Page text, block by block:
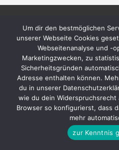
Archiv
Impressum
Datenschutzerklärung
Es gelten die AGB und Bonuskonditionen
18+. Glücksspiel kann süchtig machen. Hilfe
verantwortungsbewusst. quotenboost.com
Weiterleitung zu den Anbietern kann eine
das Rating oder den Inhalt hat.
Um dir den bestmöglichen
unserer Webseite Cookies
Webseitenanalyse und -
Marketingzwecken, zu
Sicherheitsgründen
Adresse enthalten können.
du in unserer
wie du dein
Browser so konfigurierst, dass
mehr
zur Kenntnis